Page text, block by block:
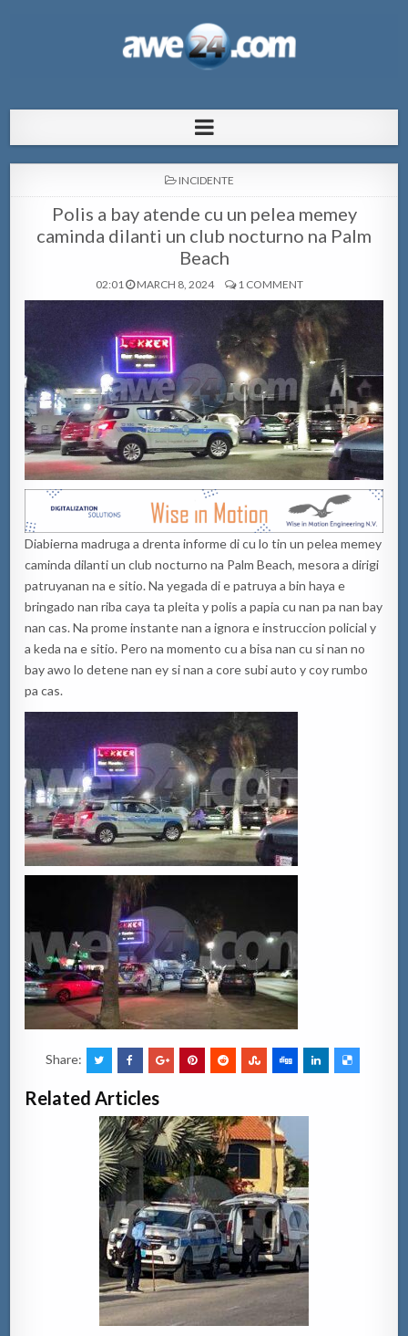
pa Aruba
POSTED
INCIDENTE
Polis a bay atende cu un pelea memey
caminda dilanti un club nocturno na Palm
Beach
02:01 MARCH 8, 2024 1 COMMENT
Diabierna madruga a drenta informe di cu lo tin un pelea memey
caminda dilanti un club nocturno na Palm Beach, mesora a dirigi
patruyanan na e sitio. Na yegada di e patruya a bin haya e
bringado nan riba caya ta pleita y polis a papia cu nan pa nan bay
nan cas. Na prome instante nan a ignora e instruccion policial y
a keda na e sitio. Pero na momento cu a bisa nan cu si nan no
bay awo lo detene nan ey si nan a core subi auto y coy rumbo
pa cas.
Share:
Related Articles